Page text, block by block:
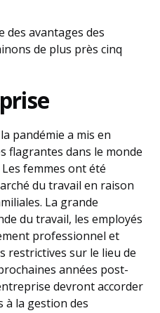
des avantages des
de plus près cinq
pandémie a mis en
flagrantes dans le monde
femmes ont été
du travail en raison
La grande
du travail, les employés
professionnel et
restrictives sur le lieu de
années post-
devront accorder
à la gestion des